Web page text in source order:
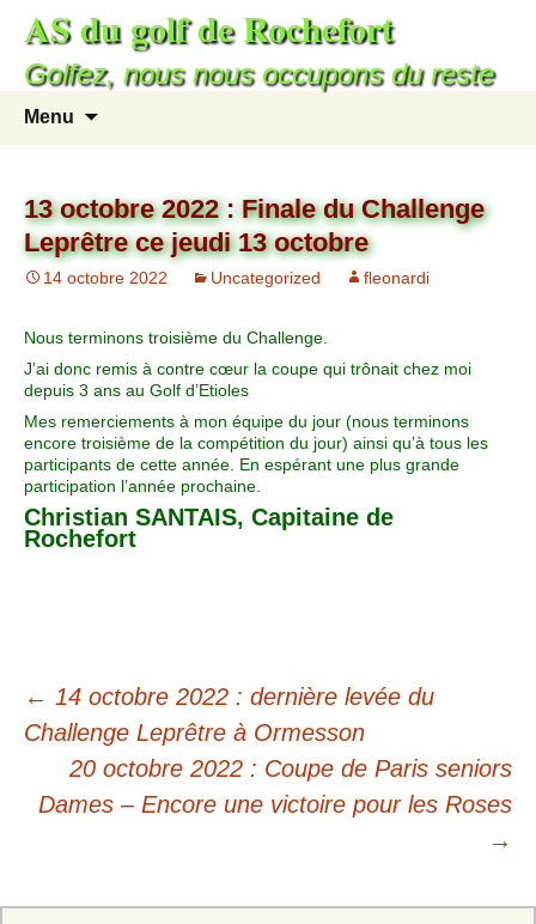
AS du golf de Rochefort
Golfez, nous nous occupons du reste
Menu
13 octobre 2022 : Finale du Challenge
Leprêtre ce jeudi 13 octobre
14 octobre 2022 Uncategorized fleonardi
Nous terminons troisième du Challenge.
J’ai donc remis à contre cœur la coupe qui trônait chez moi
depuis 3 ans au Golf d’Etioles
Mes remerciements à mon équipe du jour (nous terminons
encore troisième de la compétition du jour) ainsi qu’à tous les
participants de cette année. En espérant une plus grande
participation l’année prochaine.
Christian SANTAIS, Capitaine de
Rochefort
← 14 octobre 2022 : dernière levée du
Challenge Leprêtre à Ormesson
20 octobre 2022 : Coupe de Paris seniors
Dames – Encore une victoire pour les Roses
→